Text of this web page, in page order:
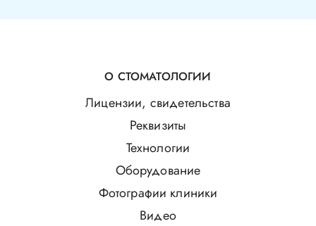
О СТОМАТОЛОГИИ
Лицензии, свидетельства
Реквизиты
Технологии
Оборудование
Фотографии клиники
Видео